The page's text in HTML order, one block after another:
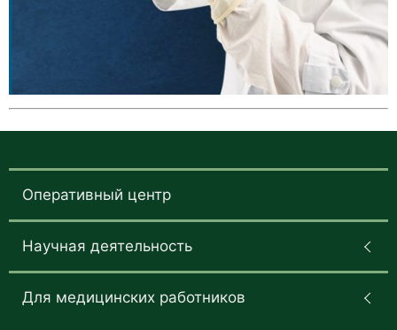
Оперативный центр
Научная деятельность
Для медицинских работников